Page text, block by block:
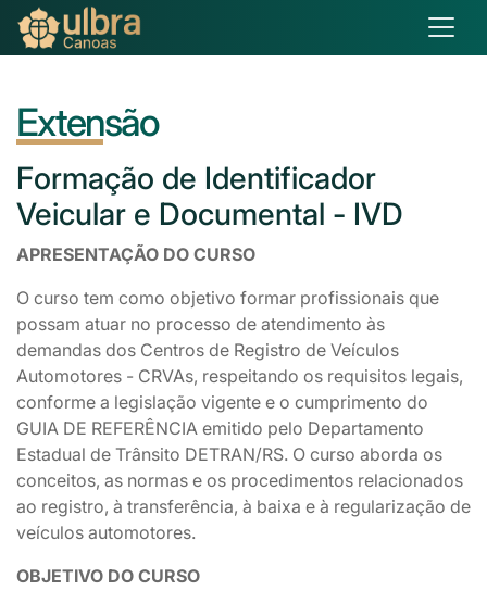
Extensão
Formação de Identificador
Veicular e Documental - IVD
APRESENTAÇÃO DO CURSO
O curso tem como objetivo formar profissionais que
possam atuar no processo de atendimento às
demandas dos Centros de Registro de Veículos
Automotores - CRVAs, respeitando os requisitos legais,
conforme a legislação vigente e o cumprimento do
GUIA DE REFERÊNCIA emitido pelo Departamento
Estadual de Trânsito DETRAN/RS. O curso aborda os
conceitos, as normas e os procedimentos relacionados
ao registro, à transferência, à baixa e à regularização de
veículos automotores.
OBJETIVO DO CURSO